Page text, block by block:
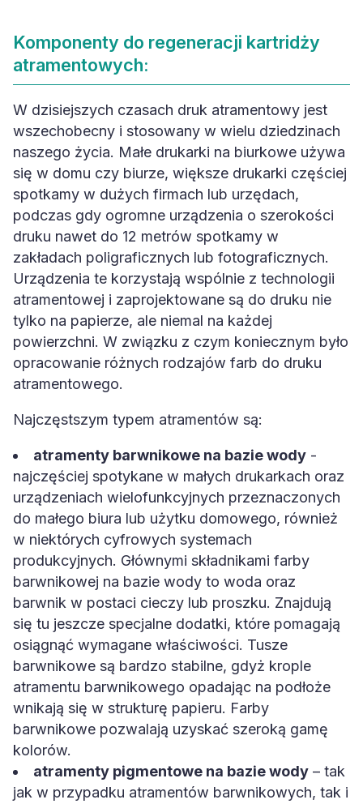
Komponenty do regeneracji kartridży
atramentowych:
W dzisiejszych czasach druk atramentowy jest
wszechobecny i stosowany w wielu dziedzinach
naszego życia. Małe drukarki na biurkowe używa
się w domu czy biurze, większe drukarki częściej
spotkamy w dużych firmach lub urzędach,
podczas gdy ogromne urządzenia o szerokości
druku nawet do 12 metrów spotkamy w
zakładach poligraficznych lub fotograficznych.
Urządzenia te korzystają wspólnie z technologii
atramentowej i zaprojektowane są do druku nie
tylko na papierze, ale niemal na każdej
powierzchni. W związku z czym koniecznym było
opracowanie różnych rodzajów farb do druku
atramentowego.
Najczęstszym typem atramentów są:
atramenty barwnikowe na bazie wody -
najczęściej spotykane w małych drukarkach oraz
urządzeniach wielofunkcyjnych przeznaczonych
do małego biura lub użytku domowego, również
w niektórych cyfrowych systemach
produkcyjnych. Głównymi składnikami farby
barwnikowej na bazie wody to woda oraz
barwnik w postaci cieczy lub proszku. Znajdują
się tu jeszcze specjalne dodatki, które pomagają
osiągnąć wymagane właściwości. Tusze
barwnikowe są bardzo stabilne, gdyż krople
atramentu barwnikowego opadając na podłoże
wnikają się w strukturę papieru. Farby
barwnikowe pozwalają uzyskać szeroką gamę
kolorów.
atramenty pigmentowe na bazie wody – tak
jak w przypadku atramentów barwnikowych, tak i